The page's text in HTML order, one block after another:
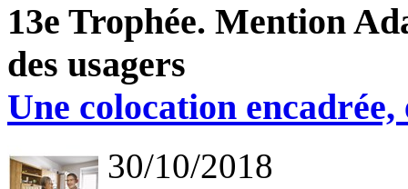
13e Trophée. Mention
des usagers
Une colocation
30/10/2018